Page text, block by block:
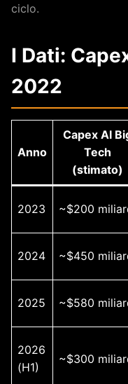
ciclo.
I Dati:
2022
Anno
Capex AI
Tech
(stimato)
2023 ~$200
2024 ~$450
2025 ~$580
2026
(H1)
~$300